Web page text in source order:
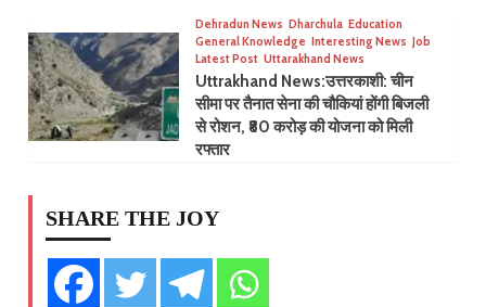
Dehradun News Dharchula Education
General Knowledge Interesting News Job
Latest Post Uttarakhand News
Uttrakhand News:​उत्तरकाशी: चीन
सीमा पर तैनात सेना की चौकियां होंगी बिजली
से रोशन, ₹80 करोड़ की योजना को मिली
रफ्तार
SHARE THE JOY